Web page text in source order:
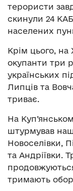
терористи
скинули 24
населених
Крім цього, на
окупанти три
українських
Липців та
триває.
На
штурмував
Новоселівки,
та Андріївки.
тримають